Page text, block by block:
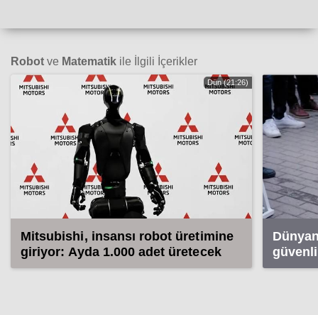
Robot ve Matematik ile İlgili İçerikler
Dün (21:26)
Mitsubishi, insansı robot üretimine
giriyor: Ayda 1.000 adet üretecek